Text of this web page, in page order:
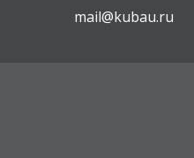
mail@kubau.ru